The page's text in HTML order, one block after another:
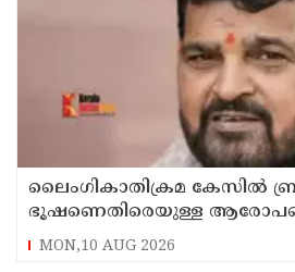
ലൈംഗികാതിക്രമ കേസിൽ
ഭൂഷണെതിരെയുള്ള
പിന്നിൽ രാഷ്ട്രീയ
MON,10 AUG 2026